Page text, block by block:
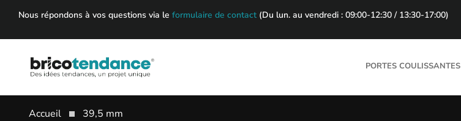
content
Nous répondons à vos questions via le formulaire de contact(Du lun. au vendredi : 09:00-12:30 / 13:30-17:00)
PORTES COULISSANTES
Accueil 39,5 mm